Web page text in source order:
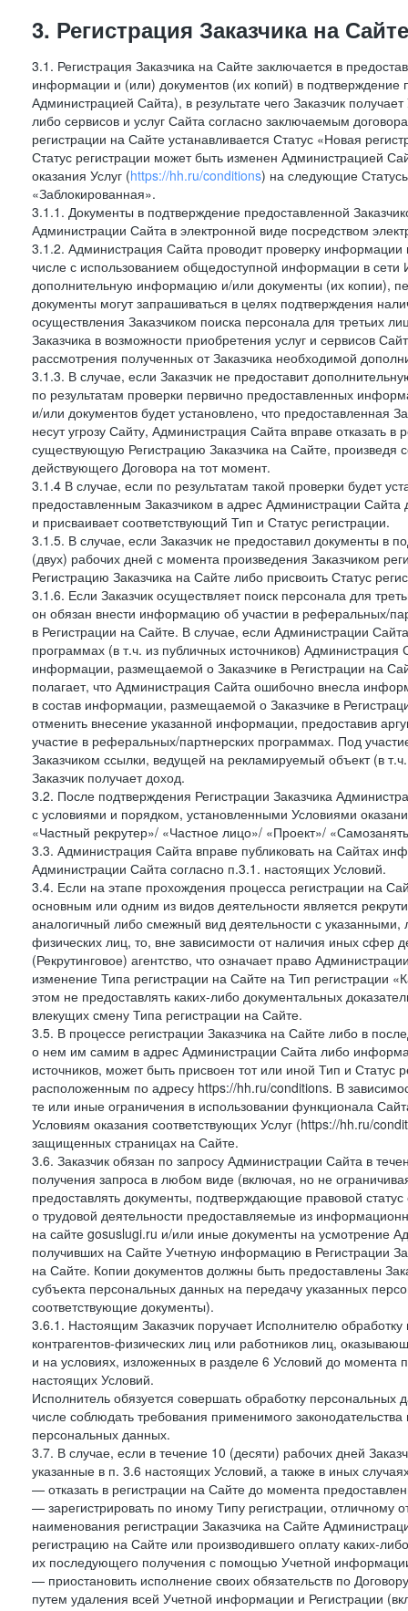
3. Регистрация Заказчика на Сайте
3.1. Регистрация Заказчика на Сайте заключается в
информации и (или) документов (их копий) в
Администрацией Сайта), в результате чего Заказчик
либо сервисов и услуг Сайта согласно заключаемым
регистрации на Сайте устанавливается Статус «Новая
Статус регистрации может быть изменен Администрацией
оказания Услуг (https://hh.ru/conditions) на следующие
«Заблокированная».
3.1.1. Документы в подтверждение предоставленной
Администрации Сайта в электронной виде посредством
3.1.2. Администрация Сайта проводит проверку информации
числе с использованием общедоступной информации в
дополнительную информацию и/или документы (их копии),
документы могут запрашиваться в целях подтверждения
осуществления Заказчиком поиска персонала для третьих
Заказчика в возможности приобретения услуг и сервисов
рассмотрения полученных от Заказчика необходимой
3.1.3. В случае, если Заказчик не предоставит
по результатам проверки первично предоставленных
и/или документов будет установлено, что предоставленная
несут угрозу Сайту, Администрация Сайта вправе отказать
существующую Регистрацию Заказчика на Сайте, произведя
действующего Договора на тот момент.
3.1.4 В случае, если по результатам такой проверки будет
предоставленным Заказчиком в адрес Администрации
и присваивает соответствующий Тип и Статус регистрации.
3.1.5. В случае, если Заказчик не предоставил документы в
(двух) рабочих дней с момента произведения Заказчиком
Регистрацию Заказчика на Сайте либо присвоить Статус
3.1.6. Если Заказчик осуществляет поиск персонала для
он обязан внести информацию об участии в реферальных/
в Регистрации на Сайте. В случае, если Администрации
программах (в т.ч. из публичных источников)
информации, размещаемой о Заказчике в Регистрации на
полагает, что Администрация Сайта ошибочно внесла
в состав информации, размещаемой о Заказчике в
отменить внесение указанной информации, предоставив
участие в реферальных/партнерских программах. Под
Заказчиком ссылки, ведущей на рекламируемый объект (в
Заказчик получает доход.
3.2. После подтверждения Регистрации Заказчика
с условиями и порядком, установленными Условиями
«Частный рекрутер»/ «Частное лицо»/ «Проект»/
3.3. Администрация Сайта вправе публиковать на Сайтах
Администрации Сайта согласно п.3.1. настоящих Условий.
3.4. Если на этапе прохождения процесса регистрации на
основным или одним из видов деятельности является
аналогичный либо смежный вид деятельности с
физических лиц, то, вне зависимости от наличия иных сфер
(Рекрутинговое) агентство, что означает право
изменение Типа регистрации на Сайте на Тип регистрации
этом не предоставлять каких-либо документальных
влекущих смену Типа регистрации на Сайте.
3.5. В процессе регистрации Заказчика на Сайте либо в
о нем им самим в адрес Администрации Сайта либо
источников, может быть присвоен тот или иной Тип и
расположенным по адресу https://hh.ru/conditions. В
те или иные ограничения в использовании функционала
Условиям оказания соответствующих Услуг (https://hh.ru/
защищенных страницах на Сайте.
3.6. Заказчик обязан по запросу Администрации Сайта в
получения запроса в любом виде (включая, но не
предоставлять документы, подтверждающие правовой
о трудовой деятельности предоставляемые из
на сайте gosuslugi.ru и/или иные документы на усмотрение
получивших на Сайте Учетную информацию в Регистрации
на Сайте. Копии документов должны быть предоставлены
субъекта персональных данных на передачу указанных
соответствующие документы).
3.6.1. Настоящим Заказчик поручает Исполнителю
контрагентов-физических лиц или работников лиц,
и на условиях, изложенных в разделе 6 Условий до момента
настоящих Условий.
Исполнитель обязуется совершать обработку
числе соблюдать требования применимого
персональных данных.
3.7. В случае, если в течение 10 (десяти) рабочих дней
указанные в п. 3.6 настоящих Условий, а также в иных
— отказать в регистрации на Сайте до момента
— зарегистрировать по иному Типу регистрации, отличному
наименования регистрации Заказчика на Сайте
регистрацию на Сайте или производившего оплату каких-
их последующего получения с помощью Учетной
— приостановить исполнение своих обязательств по
путем удаления всей Учетной информации и Регистрации